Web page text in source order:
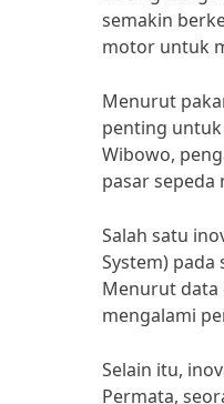
semakin
motor untuk
Menurut
penting
Wibowo,
pasar
Salah satu
System)
Menurut data
mengalami
Selain itu,
Permata,